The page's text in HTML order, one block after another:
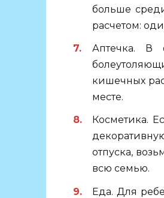
больше
расчетом:
Аптечка. В
кишечных
месте.
Косметика.
отпуска,
всю семью.
Еда. Для